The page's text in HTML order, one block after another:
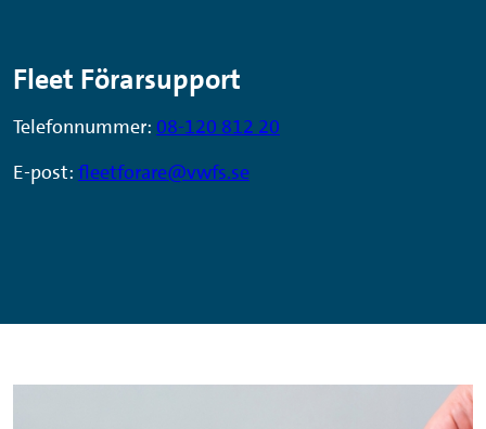
Fleet Förarsupport
Telefonnummer: 08-120 812 20
E-post: fleetforare@vwfs.se